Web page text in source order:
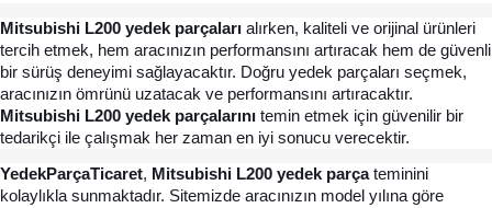
Mitsubishi L200 yedek parçaları alırken, kaliteli ve orijinal ürünleri
tercih etmek, hem aracınızın performansını artıracak hem de güvenli
bir sürüş deneyimi sağlayacaktır. Doğru yedek parçaları seçmek,
Mitsubishi L200 yedek parçalarını temin etmek için güvenilir bir
tedarikçi ile çalışmak her zaman en iyi sonucu verecektir.
YedekParçaTicaret, Mitsubishi L200 yedek parça teminini
kolaylıkla sunmaktadır. Sitemizde aracınızın model yılına göre